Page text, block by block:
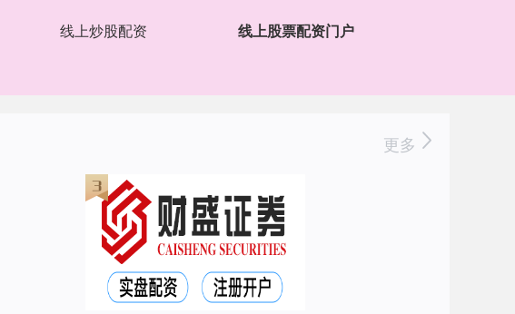
线上炒股配资 线上股票配资门户
更多